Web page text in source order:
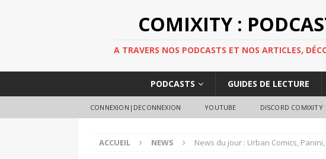
COMIXITY :
A TRAVERS NOS PODCASTS ET NOS ARTICLES,
PODCASTS GUIDES DE LECTURE
CONNEXION|DECONNEXION YOUTUBE DISCORD COMIXITY
ACCUEIL NEWS News du jour : Urban Comics,